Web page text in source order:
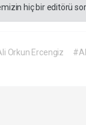
hiç bir editörü
Orkun Ercengiz